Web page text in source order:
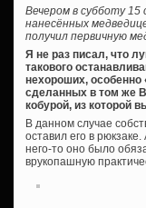
Вечером в субботу
нанесённых
получил первичную
Я не раз писал, что
такового
нехороших,
сделанных в том же
кобурой, из которой
В данном случае
оставил его в
него-то оно было
врукопашную